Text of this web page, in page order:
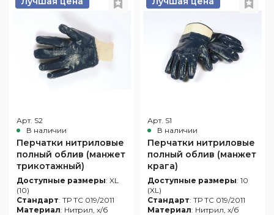
одежда
Влагозащитная
одежда
Одноразовая
спецодежда
защиты
от
повышенных
температур
Респираторы
Средства
Защитные
фартуки
Наколенники
Диэлектрические
изделия
Ткани
швейная
фурнитура
Арт. S2
В наличии
Перчатки нитриловые
полный облив (манжет
трикотажный)
Доступные размеры: XL
(10)
Стандарт: ТР ТС 019/2011
Материал: Нитрил, х/б
Арт. S1
В наличии
Перчатки нитриловые
полный облив (манжет
крага)
Доступные размеры: 10
(XL)
Стандарт: ТР ТС 019/2011
Материал: Нитрил, х/б